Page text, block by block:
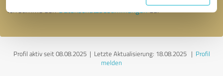
Ich stimme denDatenschutzbestimmungenzu.
Profil aktiv seit 08.08.2025 | Letzte Aktualisierung: 18.08.2025| Profil
melden